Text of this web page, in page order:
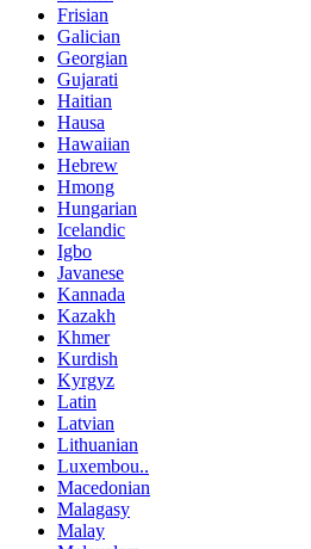
Frisian
Galician
Georgian
Gujarati
Haitian
Hausa
Hawaiian
Hebrew
Hmong
Hungarian
Icelandic
Igbo
Javanese
Kannada
Kazakh
Khmer
Kurdish
Kyrgyz
Latin
Latvian
Lithuanian
Luxembou..
Macedonian
Malagasy
Malay